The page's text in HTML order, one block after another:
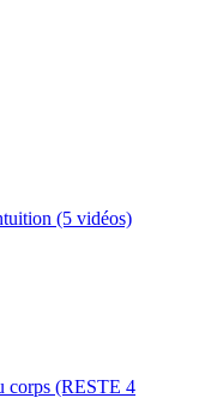
(5 vidéos)
corps (RESTE 4